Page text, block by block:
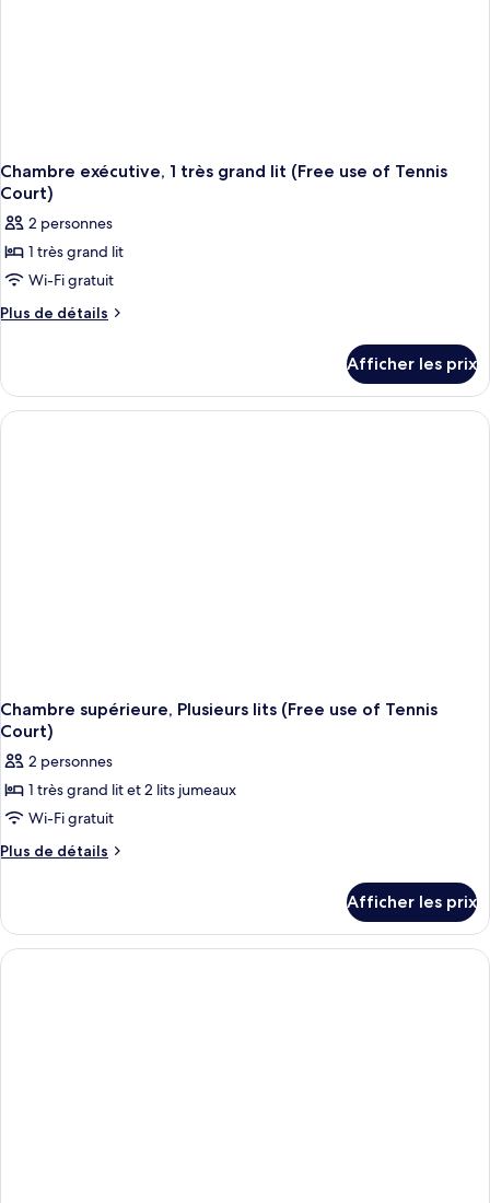
Chambre exécutive, 1 très grand lit (Free use of Tennis
Court)
2 personnes
1 très grand lit
Wi-Fi gratuit
Plus de détails
Plus
Chambre
exécutive,
1
Afficher les prix
Chambre supérieure, Plusieurs lits (Free use of Tennis
Court)
2 personnes
1 très grand lit et 2 lits jumeaux
Wi-Fi gratuit
Plus de détails
Plus
Chambre
supérieure,
Plusieurs
Afficher les prix